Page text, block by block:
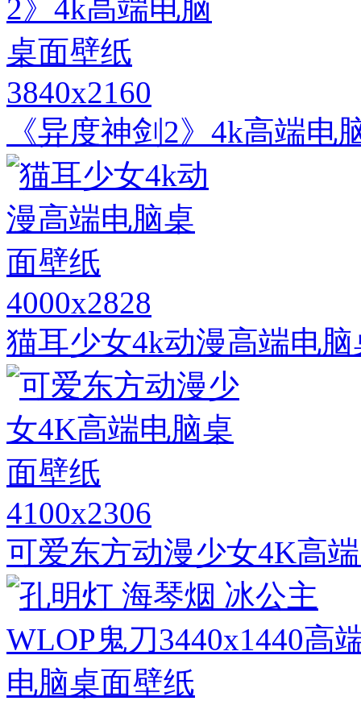
3840x2160
《异度神剑2》4k高端电
4000x2828
猫耳少女4k动漫高端电
4100x2306
可爱东方动漫少女4K高